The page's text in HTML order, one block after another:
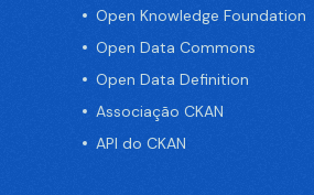
Open Knowledge Foundation
Open Data Commons
Open Data Definition
Associação CKAN
API do CKAN